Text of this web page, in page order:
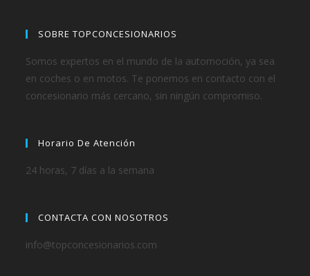
SOBRE TOPCONCESIONARIOS
Somos expertos en el mundo de la automoción, ya sea
en coches o en motos. Te ponemos en contacto con el
concesionario más cercano, sin ningún compromiso.
Horario De Atención
24 horas, 7 días a la semana
CONTACTA CON NOSOTROS
info@topconcesionarios.com